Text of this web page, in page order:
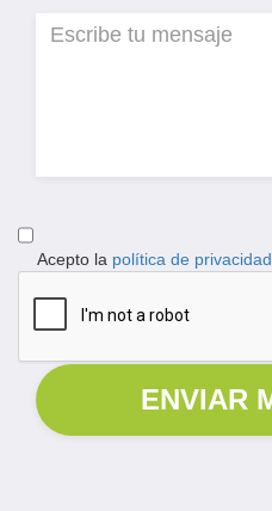
Acepto la política de privacidad